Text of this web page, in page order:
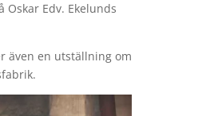
Oskar Edv. Ekelunds
även en utställning om